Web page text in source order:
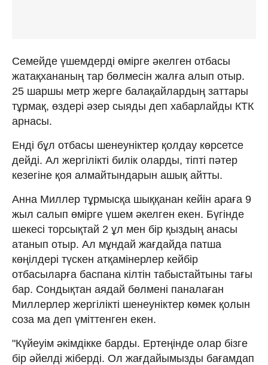
Семейде үшемдерді өмірге әкелген отбасы
жатақхананың тар бөлмесін жалға алып отыр.
25 шаршы метр жерге балақайлардың заттары
тұрмақ, өздері әзер сыяды деп хабарлайды КТК
арнасы.
Енді бұл отбасы шенеуніктер қолдау көрсетсе
дейді. Ал жергілікті билік оларды, тіпті пәтер
кезегіне қоя алмайтындарын ашық айтты.
Анна Миллер тұрмысқа шыққанан кейін араға 9
жыл салып өмірге үшем әкелген екен. Бүгінде
шекесі торсықтай 2 ұл мен бір қыздың анасы
атанып отыр. Ал мұндай жағдайда патша
көңілдері түскен атқамінерлер кейбір
отбасыларға баспана кілтін табыстайтыны тағы
бар. Сондықтан аядай бөлмені паналаған
Миллерлер жергілікті шенеуніктер көмек қолын
соза ма деп үміттенген екен.
"Күйеуім әкімдікке барды. Ертеңінде олар бізге
бір әйелді жіберді. Ол жағдайымызды бағамдап